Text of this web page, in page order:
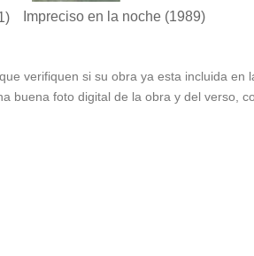
Impreciso en la noche (1989)
verifiquen si su obra ya esta incluida
buena foto digital de la obra y del verso,